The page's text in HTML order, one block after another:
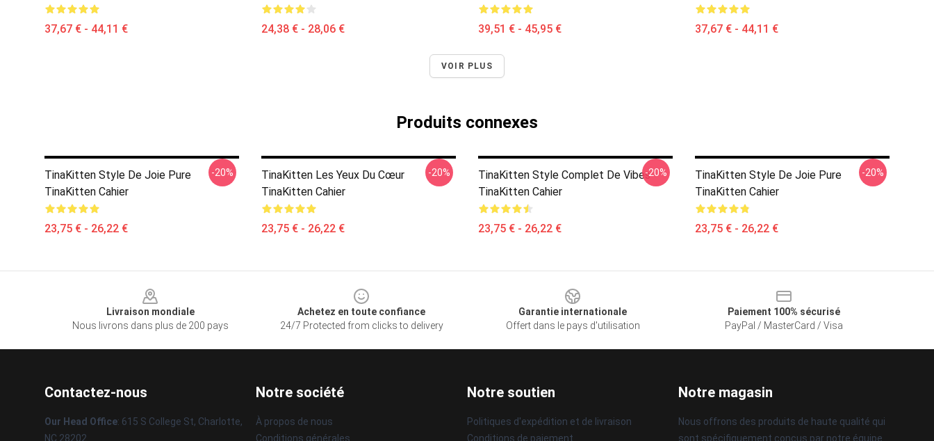
37,67 € - 44,11 € 24,38 € - 28,06 € 39,51 € - 45,95 € 37,67 € - 44,11 €
VOIR PLUS
Produits connexes
TinaKitten Style De Joie Pure
TinaKitten Cahier
23,75 € - 26,22 €
-20%
TinaKitten Les Yeux Du Cœur
TinaKitten Cahier
23,75 € - 26,22 €
-20%
TinaKitten Style Complet De Vibes
TinaKitten Cahier
23,75 € - 26,22 €
-20%
TinaKitten Style De Joie Pure
TinaKitten Cahier
23,75 € - 26,22 €
-20%
Livraison mondiale
Nous livrons dans plus de 200 pays
Achetez en toute confiance
24/7 Protected from clicks to delivery
Garantie internationale
Offert dans le pays d'utilisation
Paiement 100% sécurisé
PayPal / MasterCard / Visa
Contactez-nous
Our Head Office: 615 S College St, Charlotte,
NC 28202
Notre société
À propos de nous
Conditions générales
Notre soutien
Politiques d'expédition et de livraison
Conditions de paiement
Notre magasin
Nous offrons des produits de haute qualité qui
sont spécifiquement conçus par notre équipe